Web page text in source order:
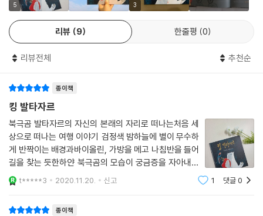
르는 스스로에게 끈임 없는 질문을 합니다. 새로운 장소에 도착해서도, 새
로운 친구들을 만나면서도요. 진정한 나의 자리에 대한 생각과 질문은 발
타자르를 계속해서 걸어가게 합니다. 발타자르의 뒤로, 세상의 광활한 풍
작은 발타자르의 모습이 보입니다. 사막의 밤하늘, 별빛이 반짝이고, 별들
힘든 여정 속, 발타자르는 잠시 떠나온 서커스를 생각합니다. 서커스 곰으
로 살아온 오랜 시간 동안에, 그리운 것은 오직, 함께 연주를 하였던 친구들
과의 추억뿐입니다. 발타자르는 다시, 덩그러니 세상 속에 홀로 남겨진 자
신의 모습도 바라봅니다. 지나온 길도, 앞으로 가야 할 길도 사라져 버린 듯
한 두려움과 망막함은 발타자르를 더욱더 지치게 합니다.
낯설은 길, 두렵고 외로운 길, 그리고 즐거운 길.
자유, 그리움, 본연의 자리를 찾아가는 질문과 여정의 이야기.
5 3
리뷰 9 한줄평 0
리뷰전체 추천순
종이책
킹 발타자르
북극곰 발타자르의 자신의 본래의 자리로 떠나는처음 세
상으로 떠나는 여행 이야기 검정색 밤하늘에 별이 무수하
게 반짝이는 배경과바이올린, 가방을 메고 나침반을 들어
길을 찾는 듯한하얀 북극곰의 모습이 궁금증을 자아내는
표지이다. 한때 킹 발타자르라 불렸던 밭타자르는 바이
올린을 연주하는 세계 최고의 북극곰이였어요. 하지만,
t*****3 2020.11.20. 신고 1 댓글0
종이책